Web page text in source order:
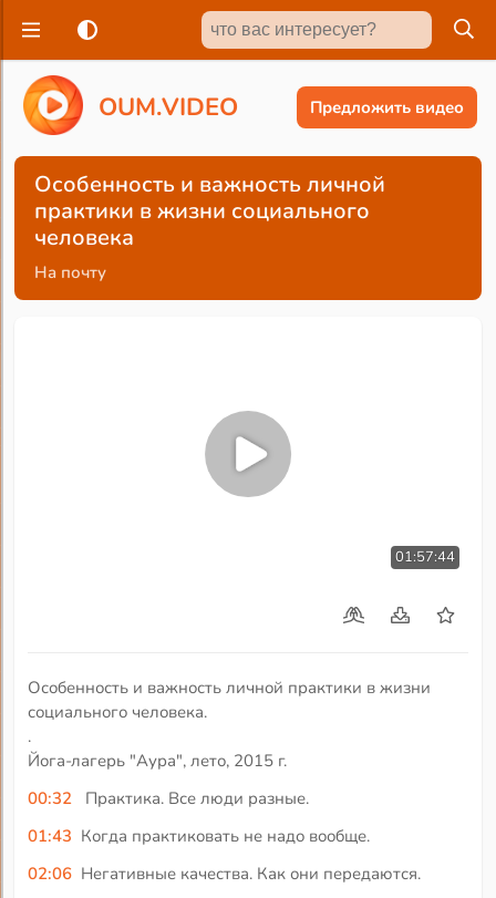
OUM.VIDEO Предложить видео
Особенность и важность личной
практики в жизни социального
человека
На почту
01:57:44
Особенность и важность личной практики в жизни
социального человека.
.
Йога-лагерь "Аура", лето, 2015 г.
00:32
Практика. Все люди разные.
01:43 Когда практиковать не надо вообще.
02:06 Негативные качества. Как они передаются.